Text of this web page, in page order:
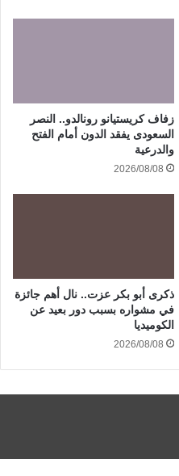
زفاف كريستيانو رونالدو.. النصر
السعودى يفقد الدون أمام الفتح
والدرعية
2026/08/08
ذكرى أبو بكر عزت.. نال أهم جائزة
في مشواره بسبب دور بعيد عن
الكوميديا
2026/08/08